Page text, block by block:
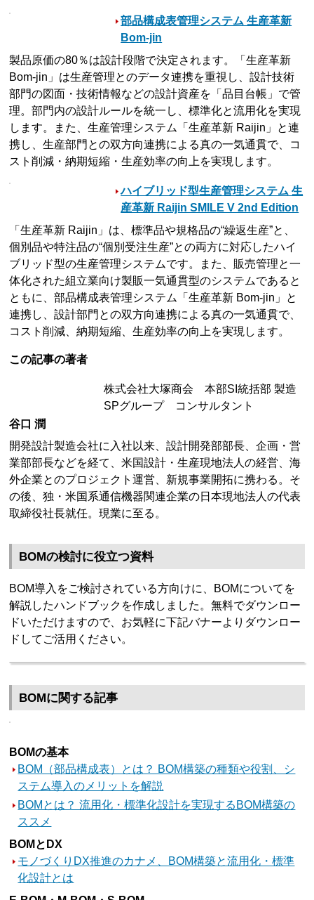
部品構成表管理システム 生産革新
Bom-jin
製品原価の80％は設計段階で決定されます。「生産革新
Bom-jin」は生産管理とのデータ連携を重視し、設計技術
部門の図面・技術情報などの設計資産を「品目台帳」で管
理。部門内の設計ルールを統一し、標準化と流用化を実現
します。また、生産管理システム「生産革新 Raijin」と連
携し、生産部門との双方向連携による真の一気通貫で、コ
スト削減・納期短縮・生産効率の向上を実現します。
ハイブリッド型生産管理システム 生
産革新 Raijin SMILE V 2nd Edition
「生産革新 Raijin」は、標準品や規格品の“繰返生産”と、
個別品や特注品の“個別受注生産”との両方に対応したハイ
ブリッド型の生産管理システムです。また、販売管理と一
体化された組立業向け製販一気通貫型のシステムであると
ともに、部品構成表管理システム「生産革新 Bom-jin」と
連携し、設計部門との双方向連携による真の一気通貫で、
コスト削減、納期短縮、生産効率の向上を実現します。
この記事の著者
株式会社大塚商会 本部SI統括部 製造
SPグループ コンサルタント
谷口 潤
開発設計製造会社に入社以来、設計開発部部長、企画・営
業部部長などを経て、米国設計・生産現地法人の経営、海
外企業とのプロジェクト運営、新規事業開拓に携わる。そ
の後、独・米国系通信機器関連企業の日本現地法人の代表
取締役社長就任。現業に至る。
BOMの検討に役立つ資料
BOM導入をご検討されている方向けに、BOMについてを
解説したハンドブックを作成しました。無料でダウンロー
ドいただけますので、お気軽に下記バナーよりダウンロー
ドしてご活用ください。
BOMに関する記事
BOMの基本
BOM（部品構成表）とは？ BOM構築の種類や役割、シ
ステム導入のメリットを解説
BOMとは？ 流用化・標準化設計を実現するBOM構築の
ススメ
BOMとDX
モノづくりDX推進のカナメ、BOM構築と流用化・標準
化設計とは